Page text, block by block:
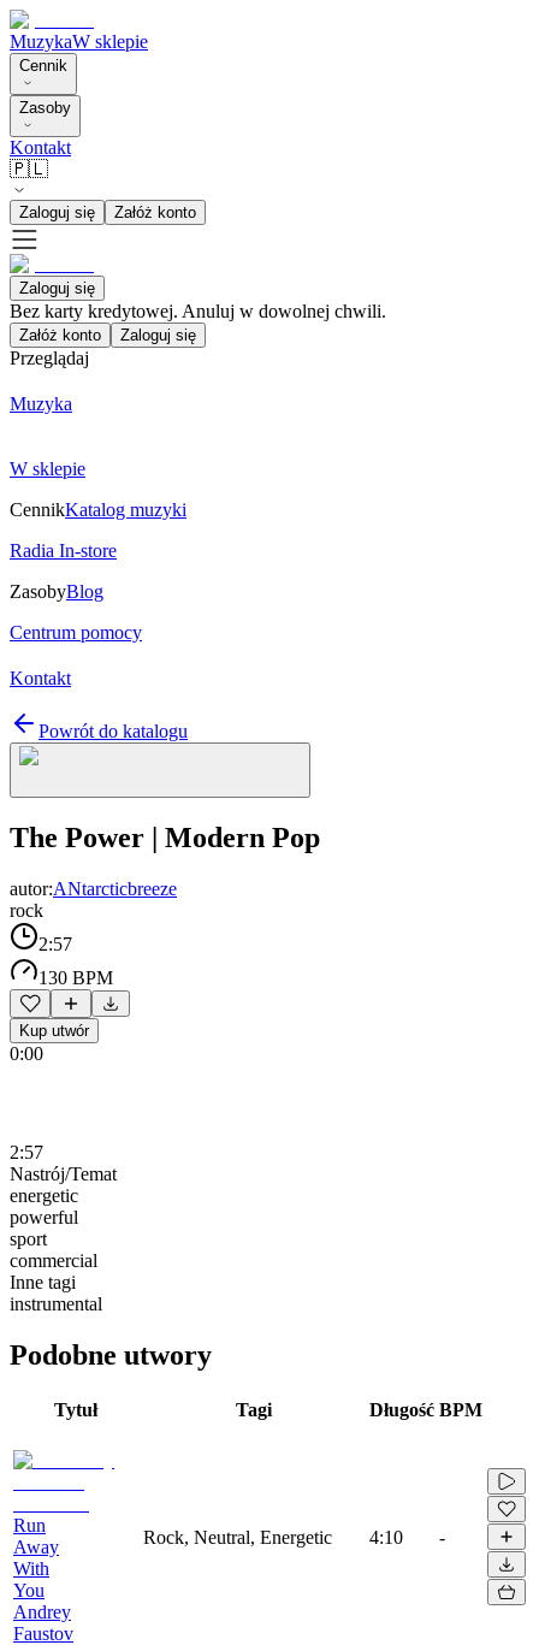
MuzykaW sklepie
Cennik
Zasoby
Kontakt
🇵🇱
Zaloguj się Załóż konto
Zaloguj się
Bez karty kredytowej. Anuluj w dowolnej chwili.
Załóż konto Zaloguj się
Przeglądaj
Muzyka
W sklepie
CennikKatalog muzyki
Radia In-store
ZasobyBlog
Centrum pomocy
Kontakt
Powrót do katalogu
The Power | Modern Pop
autor:ANtarcticbreeze
rock
2:57
130 BPM
Kup utwór
0:00
2:57
Nastrój/Temat
energetic
powerful
sport
commercial
Inne tagi
instrumental
Podobne utwory
Tytuł Tagi Długość BPM
Run
Away
With
You
Andrey
Faustov
Rock, Neutral, Energetic 4:10 -